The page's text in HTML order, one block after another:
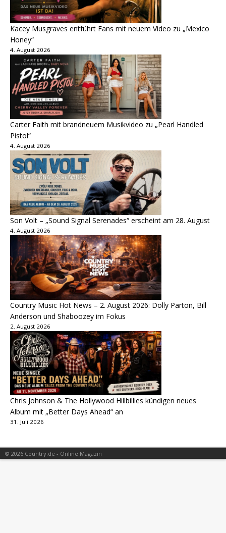
Kacey Musgraves entführt Fans mit neuem Video zu „Mexico
Honey“
4. August 2026
Carter Faith mit brandneuem Musikvideo zu „Pearl Handled
Pistol“
4. August 2026
Son Volt – „Sound Signal Serenades“ erscheint am 28. August
4. August 2026
Country Music Hot News – 2. August 2026: Dolly Parton, Bill
Anderson und Shaboozey im Fokus
2. August 2026
Chris Johnson & The Hollywood Hillbillies kündigen neues
Album mit „Better Days Ahead“ an
31. Juli 2026
© 2026 Country.de - Online Magazin